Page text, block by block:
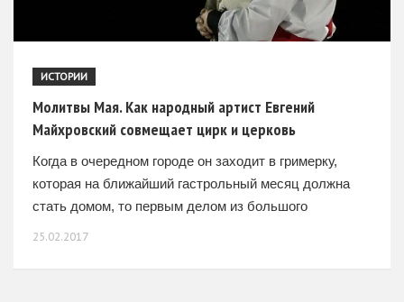
ИСТОРИИ
Молитвы Мая. Как народный артист Евгений
Майхровский совмещает цирк и церковь
Когда в очередном городе он заходит в гримерку,
которая на ближайший гастрольный месяц должна
стать домом, то первым делом из большого
25.02.2017